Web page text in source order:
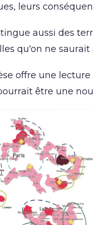
leurs
aussi des
qu’on ne
offre une
être une